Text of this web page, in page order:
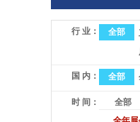
首页
行 业： 全部
国 内： 全部
时 间： 全部